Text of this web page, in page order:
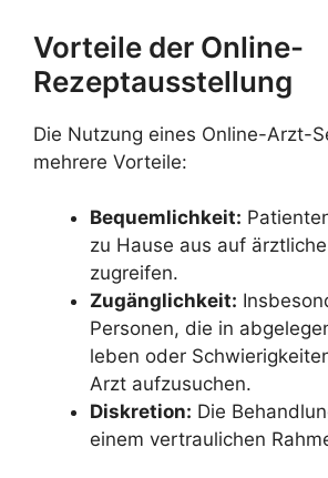
Vorteile der Online-
Rezeptausstellung
Die Nutzung eines Online-Arzt-
mehrere Vorteile:
Bequemlichkeit:
zu Hause aus auf
zugreifen.
Zugänglichkeit:
Personen, die in
leben oder
Arzt aufzusuchen.
Diskretion: Die
einem vertraulichen